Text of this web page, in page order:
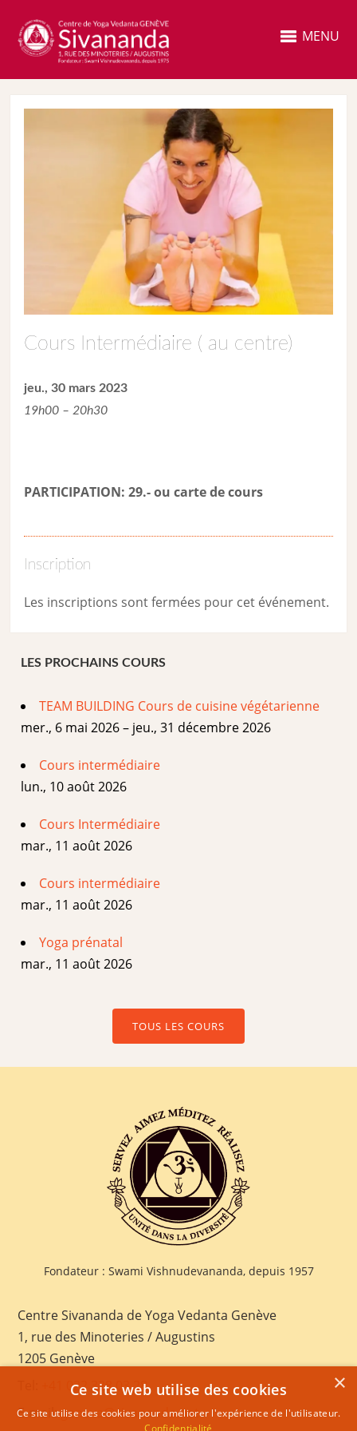
MENU
Cours Intermédiaire ( au centre)
jeu., 30 mars 2023
19h00 – 20h30
PARTICIPATION: 29.- ou carte de cours
Inscription
Les inscriptions sont fermées pour cet événement.
LES PROCHAINS COURS
TEAM BUILDING Cours de cuisine végétarienne
mer., 6 mai 2026 – jeu., 31 décembre 2026
Cours intermédiaire
lun., 10 août 2026
Cours Intermédiaire
mar., 11 août 2026
Cours intermédiaire
mar., 11 août 2026
Yoga prénatal
mar., 11 août 2026
TOUS LES COURS
Fondateur : Swami Vishnudevananda, depuis 1957
Centre Sivananda de Yoga Vedanta Genève
1, rue des Minoteries / Augustins
1205 Genève
+41 022 328 03 28
E-mail:geneva@sivananda.net
×
Ce site web utilise des cookies
Ce site utilise des cookies pour améliorer l'expérience de l'utilisateur.
Confidentialité